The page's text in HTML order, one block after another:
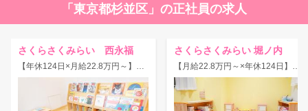
「東京都杉並区」の正社員の求人
さくらさくみらい 西永福
【年休124日×月給22.8万円～】有休取得率90％以上・社宅制度など好待遇◆
さくらさくみらい 堀ノ内
【月給22.8万円～×年休124日】社宅制度など好待遇◎≪有休取得率90％↑≫